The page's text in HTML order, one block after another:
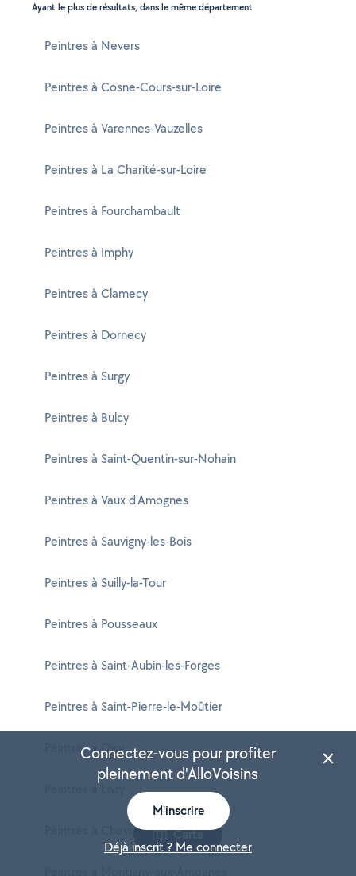
Ayant le plus de résultats, dans le même département
Peintres à Nevers
Peintres à Cosne-Cours-sur-Loire
Peintres à Varennes-Vauzelles
Peintres à La Charité-sur-Loire
Peintres à Fourchambault
Peintres à Imphy
Peintres à Clamecy
Peintres à Dornecy
Peintres à Surgy
Peintres à Bulcy
Peintres à Saint-Quentin-sur-Nohain
Peintres à Vaux d'Amognes
Peintres à Sauvigny-les-Bois
Peintres à Suilly-la-Tour
Peintres à Pousseaux
Peintres à Saint-Aubin-les-Forges
Peintres à Saint-Pierre-le-Moûtier
Peintres à Oisy
Peintres à Chevroches Carte
Connectez-vous pour profiter
pleinement d'AlloVoisins
M'inscrire
Déjà inscrit ? Me connecter